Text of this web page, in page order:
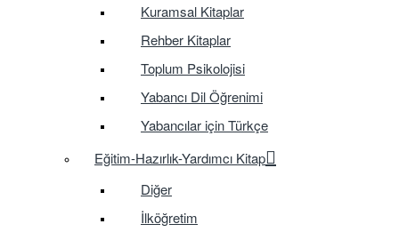
Kuramsal Kitaplar
Rehber Kitaplar
Toplum Psikolojisi
Yabancı Dil Öğrenimi
Yabancılar için Türkçe
Eğitim-Hazırlık-Yardımcı Kitap
Diğer
İlköğretim